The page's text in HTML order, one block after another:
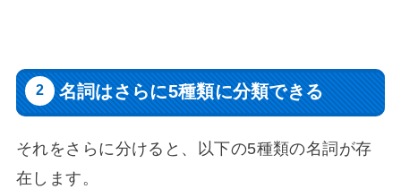
名詞はさらに5種類に分類できる
それをさらに分けると、以下の5種類の名詞が存
在します。